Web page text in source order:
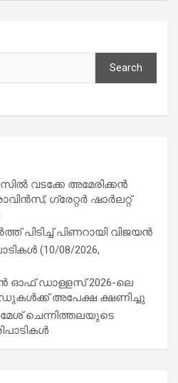
Search
വടക്കേ അമേരിക്കൻ
ഗ്രേറ്റർ ഷാർലറ്റ്
പിടിച്ച് പിണറായി വിജയൻ
(10/08/2026,
ഡാള്ളസ് 2026-ലെ
അപേക്ഷ ക്ഷണിച്ചു
ചെന്നിത്തലയുടെ